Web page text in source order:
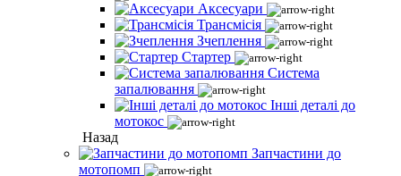
Аксесуари
Трансмісія
Зчеплення
Стартер
Система
запалювання
Інші деталі до
мотокос
Назад
Запчастини до
мотопомп